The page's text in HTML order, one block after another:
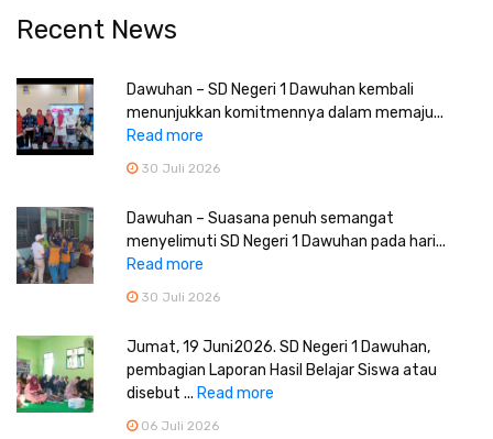
Recent News
Dawuhan – SD Negeri 1 Dawuhan kembali
menunjukkan komitmennya dalam memaju...
Read more
30 Juli 2026
Dawuhan – Suasana penuh semangat
menyelimuti SD Negeri 1 Dawuhan pada hari...
Read more
30 Juli 2026
Jumat, 19 Juni2026. SD Negeri 1 Dawuhan,
pembagian Laporan Hasil Belajar Siswa atau
disebut ... Read more
06 Juli 2026